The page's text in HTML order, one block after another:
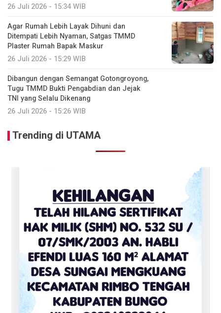
26 Juli 2026 - 15:34 WIB
Agar Rumah Lebih Layak Dihuni dan
Ditempati Lebih Nyaman, Satgas TMMD
Plaster Rumah Bapak Maskur
26 Juli 2026 - 15:29 WIB
Dibangun dengan Semangat Gotongroyong,
Tugu TMMD Bukti Pengabdian dan Jejak
TNI yang Selalu Dikenang
26 Juli 2026 - 15:26 WIB
Trending di UTAMA